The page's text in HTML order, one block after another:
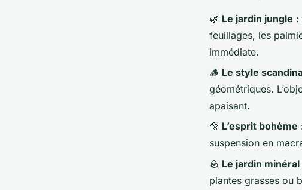
🌿 Le jardin jungle :
feuillages, les
immédiate.
🪵 Le style
géométriques.
apaisant.
🌼 L’esprit bohème
suspension en
🪨 Le jardin minéral
plantes grasses ou